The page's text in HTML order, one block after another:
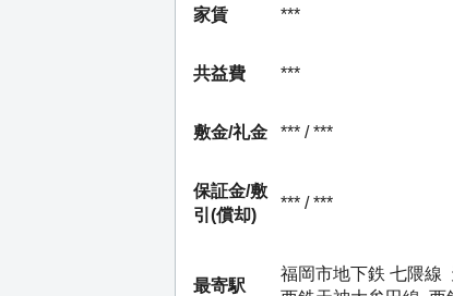
家賃 ***
共益費 ***
敷金/礼金 *** / ***
保証金/敷
引(償却)
*** / ***
最寄駅
福岡市地下鉄 七隈線